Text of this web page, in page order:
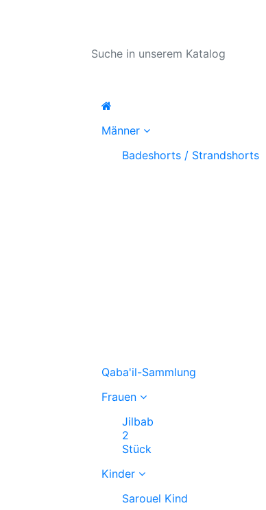
Männer
Badeshorts / Strandshorts
Qaba'il-Sammlung
Frauen
Jilbab
2
Stück
Kinder
Sarouel Kind